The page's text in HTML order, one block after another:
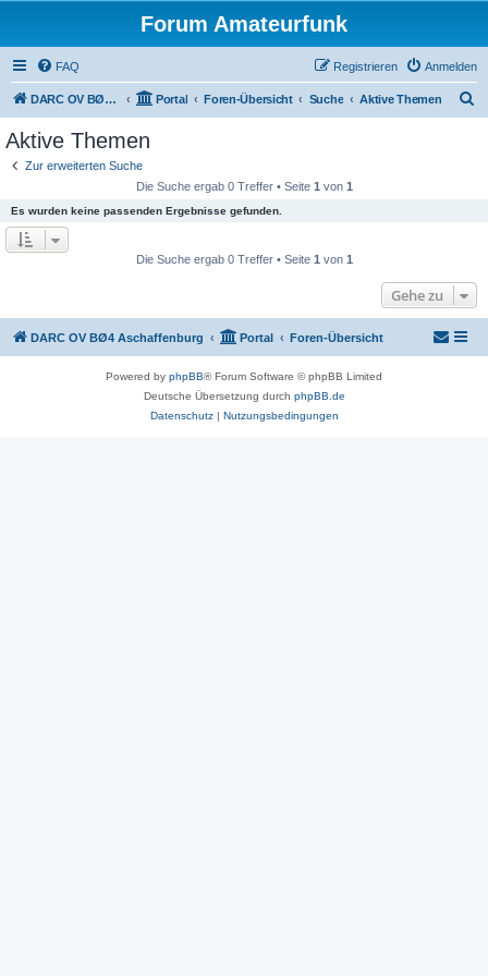
Forum Amateurfunk
FAQ Anmelden
Registrieren
DARC OV BØ4 Aschaffenburg Portal Foren-Übersicht Suche Aktive Themen
Aktive Themen
Zur erweiterten Suche
Die Suche ergab 0 Treffer • Seite 1 von 1
Es wurden keine passenden Ergebnisse gefunden.
Die Suche ergab 0 Treffer • Seite 1 von 1
Gehe zu
DARC OV BØ4 Aschaffenburg Portal Foren-Übersicht
Powered by phpBB® Forum Software © phpBB Limited
Deutsche Übersetzung durch phpBB.de
Datenschutz| Nutzungsbedingungen